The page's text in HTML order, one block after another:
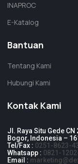
INAPROC
E-Katalog
Bantuan
Tentang Kami
Hubungi Kami
Kontak Kami
Jl. Raya Situ Gede
Bogor, Indonesia –
Tel/Fax : 0251-8623-
Whatsapp : 0821-
Email :